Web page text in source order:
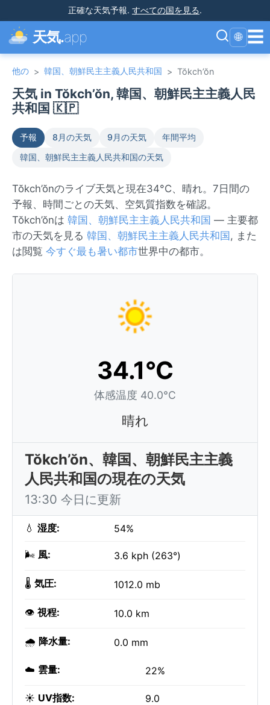
正確な天気予報. すべての国を見る.
天気.app 🌐 ☰
他の > 韓国、朝鮮民主主義人民共和国 > Tŏkch’ŏn
天気 in Tŏkch’ŏn, 韓国、朝鮮民主主義人民
共和国 🇰🇵
予報 8月の天気 9月の天気
年間平均
韓国、朝鮮民主主義人民共和国の天気
Tŏkch’ŏnのライブ天気と現在34°C、晴れ。7日間の
予報、時間ごとの天気、空気質指数を確認。
Tŏkch’ŏnは 韓国、朝鮮民主主義人民共和国 — 主要都
市の天気を見る 韓国、朝鮮民主主義人民共和国 , また
は閲覧 今すぐ最も暑い都市世界中の都市。
34.1°C
体感温度 40.0°C
晴れ
Tŏkch’ŏn、韓国、朝鮮民主主義
人民共和国の現在の天気
13:30 今日に更新
💧 湿度: 54%
🌬️ 風: 3.6 kph (263°)
🌡️ 気圧: 1012.0 mb
👁️ 視程: 10.0 km
🌧️ 降水量: 0.0 mm
☁️ 雲量: 22%
☀️ UV指数: 9.0